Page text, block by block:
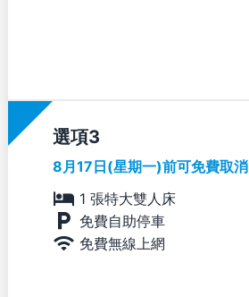
選項
8月17日(星期一)前可免費取消
1 張特大雙人床
免費自助停車
免費無線上網